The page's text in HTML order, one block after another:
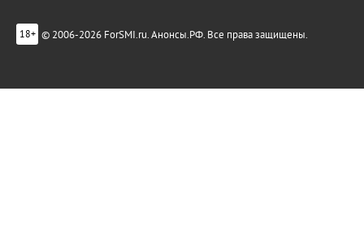
18+ © 2006-2026 ForSMI.ru. Анонсы.РФ. Все права защищены.